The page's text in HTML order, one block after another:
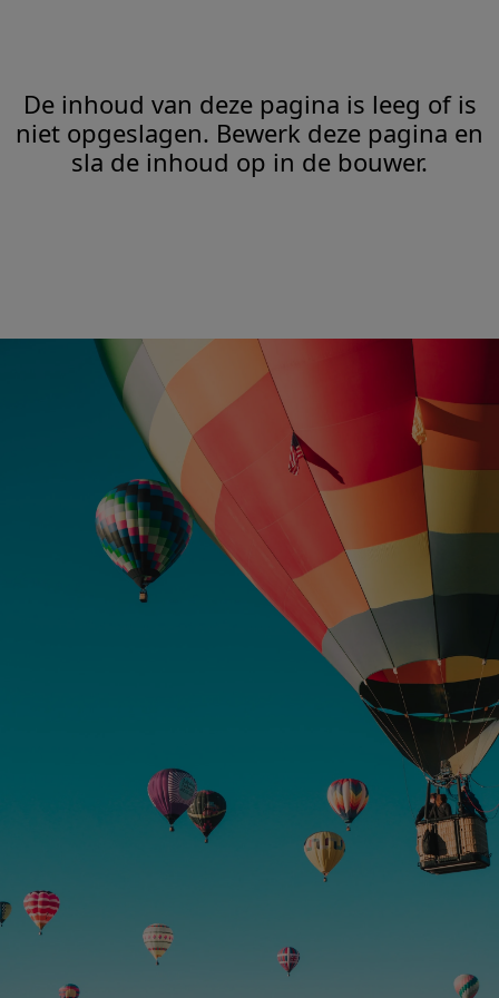
De inhoud van deze pagina is leeg of is
niet opgeslagen. Bewerk deze pagina en
sla de inhoud op in de bouwer.